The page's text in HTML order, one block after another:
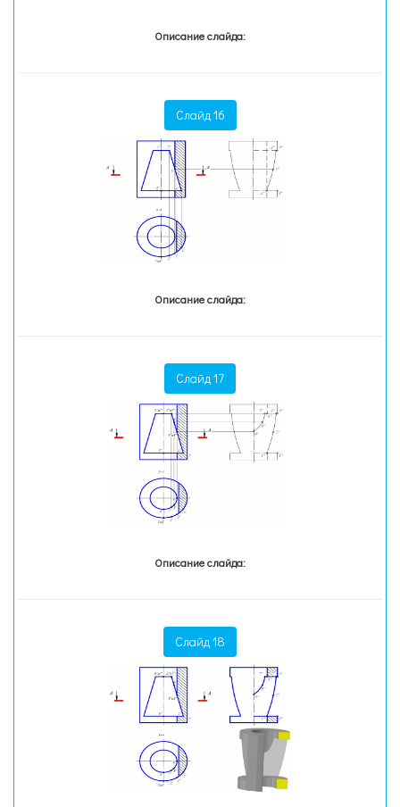
Описание слайда:
Слайд 16
Описание слайда:
Слайд 17
Описание слайда:
Слайд 18